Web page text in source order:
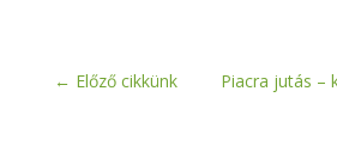
← Előző cikkünk Piacra jutás –